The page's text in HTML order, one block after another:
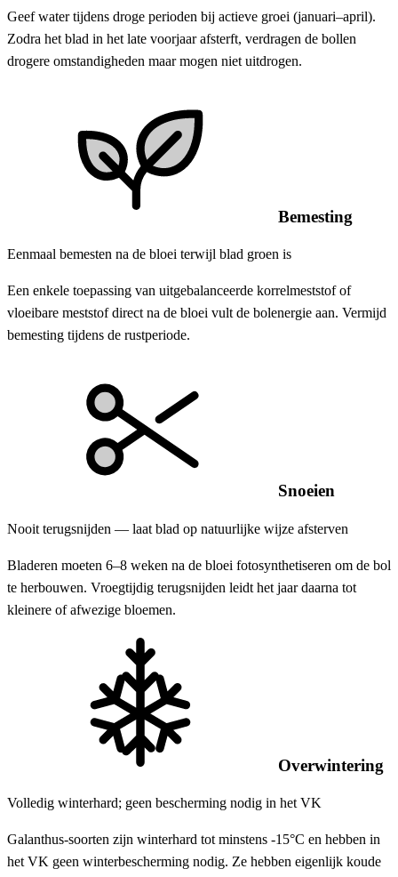
Geef water tijdens droge perioden bij actieve groei (januari–april).
Zodra het blad in het late voorjaar afsterft, verdragen de bollen
drogere omstandigheden maar mogen niet uitdrogen.
Bemesting
Eenmaal bemesten na de bloei terwijl blad groen is
Een enkele toepassing van uitgebalanceerde korrelmeststof of
vloeibare meststof direct na de bloei vult de bolenergie aan. Vermijd
bemesting tijdens de rustperiode.
Snoeien
Nooit terugsnijden — laat blad op natuurlijke wijze afsterven
Bladeren moeten 6–8 weken na de bloei fotosynthetiseren om de bol
te herbouwen. Vroegtijdig terugsnijden leidt het jaar daarna tot
kleinere of afwezige bloemen.
Overwintering
Volledig winterhard; geen bescherming nodig in het VK
Galanthus-soorten zijn winterhard tot minstens -15°C en hebben in
het VK geen winterbescherming nodig. Ze hebben eigenlijk koude